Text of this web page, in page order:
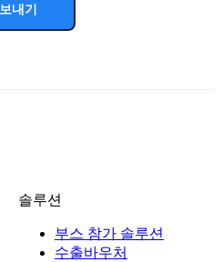
보내기
솔루션
부스 참가 솔루션
수출바우처